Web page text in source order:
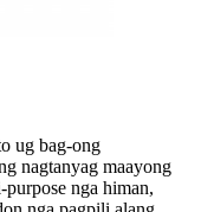
ug bag-ong
nagtanyag maayong
nga himan,